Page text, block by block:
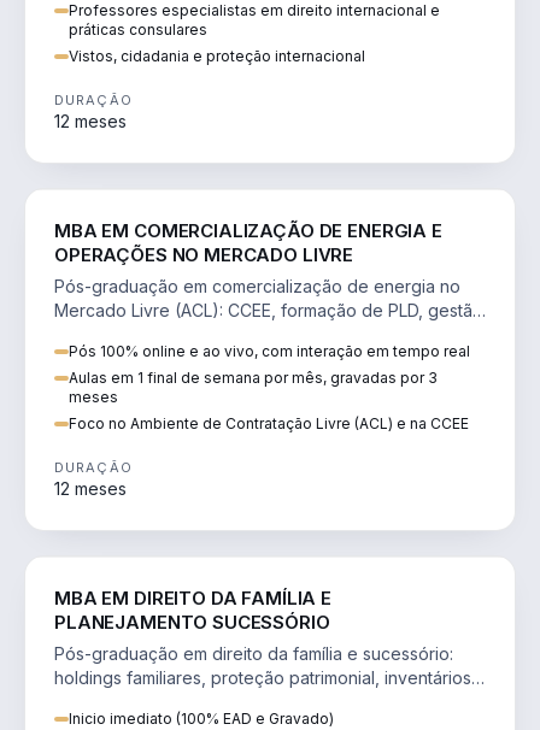
Professores especialistas em direito internacional e
práticas consulares
Vistos, cidadania e proteção internacional
DURAÇÃO
12 meses
MBA EM COMERCIALIZAÇÃO DE ENERGIA E
OPERAÇÕES NO MERCADO LIVRE
Pós-graduação em comercialização de energia no
Mercado Livre (ACL): CCEE, formação de PLD, gestão
Pós 100% online e ao vivo, com interação em tempo real
Aulas em 1 final de semana por mês, gravadas por 3
meses
Foco no Ambiente de Contratação Livre (ACL) e na CCEE
DURAÇÃO
12 meses
MBA EM DIREITO DA FAMÍLIA E
PLANEJAMENTO SUCESSÓRIO
Pós-graduação em direito da família e sucessório:
holdings familiares, proteção patrimonial, inventários
Inicio imediato (100% EAD e Gravado)